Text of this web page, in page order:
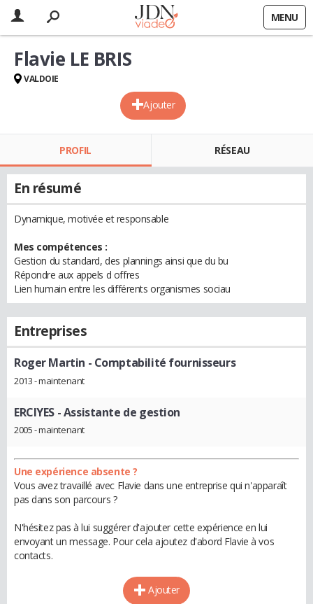
MENU
Ajouter
Flavie LE BRIS
VALDOIE
PROFIL RÉSEAU
En résumé
Dynamique, motivée et responsable
Mes compétences :
Gestion du standard, des plannings ainsi que du bu
Répondre aux appels d offres
Lien humain entre les différents organismes sociau
Entreprises
Roger Martin - Comptabilité fournisseurs
2013 - maintenant
ERCIYES - Assistante de gestion
2005 - maintenant
Une expérience absente ?
Vous avez travaillé avec Flavie dans une entreprise qui n'apparaît
pas dans son parcours ?
N'hésitez pas à lui suggérer d'ajouter cette expérience en lui
envoyant un message. Pour cela ajoutez d'abord Flavie à vos
contacts.
Ajouter